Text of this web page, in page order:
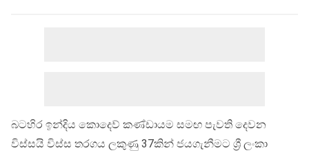
බටහිර ඉන්දිය කොදෙව් කණ්ඩායම සමඟ පැවති දෙවන
විස්සයි විස්ස තරගය ලකුණු 37කින් ජයගැනීමට ශ්‍රී ලංකා